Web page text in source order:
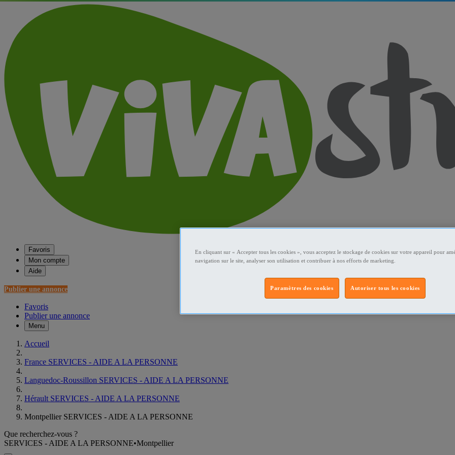
Favoris
Mon compte
Aide
Publier une annonce
Favoris
Publier une annonce
Menu
Accueil
France SERVICES - AIDE A LA PERSONNE
Languedoc-Roussillon SERVICES - AIDE A LA PERSONNE
Hérault SERVICES - AIDE A LA PERSONNE
Montpellier SERVICES - AIDE A LA PERSONNE
Que recherchez-vous ?
SERVICES - AIDE A LA PERSONNE•Montpellier
En cliquant sur « Accepter tous les cookies », vous acceptez le stockage de cookies sur votre appareil pour
navigation sur le site, analyser son utilisation et contribuer à nos efforts de marketing.
Autoriser tous les cookies
Paramètres des cookies